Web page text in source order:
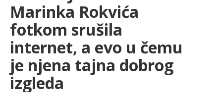
TV
SPORT
LIFESTYLE
EXTRA
Marinka Rokvića
fotkom srušila
internet, a evo u čemu
je njena tajna dobrog
izgleda